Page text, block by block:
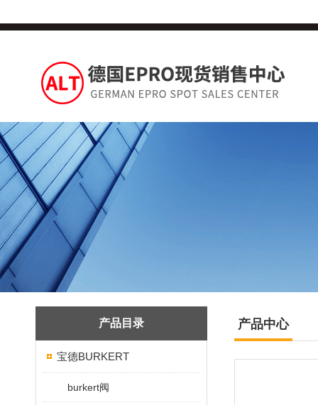
产品目录
宝德BURKERT
burkert阀
产品中心